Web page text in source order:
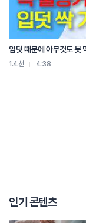
지압이 뇌파의 주파수와
긍정적인 영향을 미친다
또한 미국의 한 연구팀
혈액순환을 촉진시키는
너무 자주 체하거나 소화
합곡혈, 내관혈 지압은
입덧 때문에 아무것도 못
1.4천 4:38
인기 콘텐츠